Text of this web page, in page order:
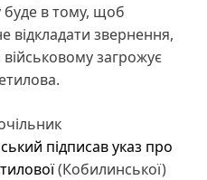
буде в тому, щоб
відкладати звернення,
загрожує
підписав указ про
(Кобилинської)